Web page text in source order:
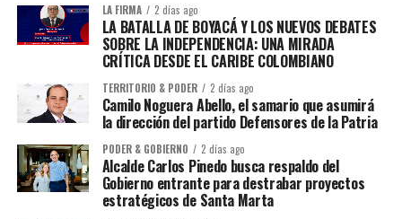
LA FIRMA 2 días ago
LA BATALLA DE BOYACÁ Y LOS NUEVOS DEBATES
SOBRE LA INDEPENDENCIA: UNA MIRADA
CRÍTICA DESDE EL CARIBE COLOMBIANO
TERRITORIO & PODER 2 días ago
Camilo Noguera Abello, el samario que asumirá
la dirección del partido Defensores de la Patria
PODER & GOBIERNO 2 días ago
Alcalde Carlos Pinedo busca respaldo del
Gobierno entrante para destrabar proyectos
estratégicos de Santa Marta